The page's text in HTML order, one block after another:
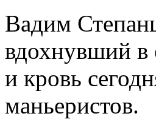
Вадим
вдохнувший в
и кровь
маньеристов.